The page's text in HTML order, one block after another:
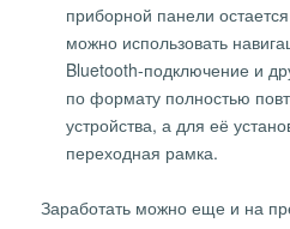
приборной панели
можно использовать
Bluetooth-подключение и
по формату полностью
устройства, а для её
переходная рамка.
Заработать можно еще и на